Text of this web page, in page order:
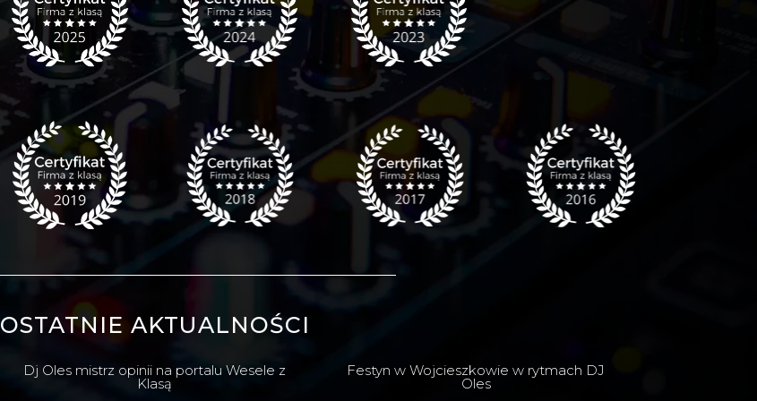
OSTATNIE AKTUALNOŚCI
Dj Oles mistrz opinii na portalu Wesele z
Klasą
Festyn w Wojcieszkowie w rytmach DJ
Oles